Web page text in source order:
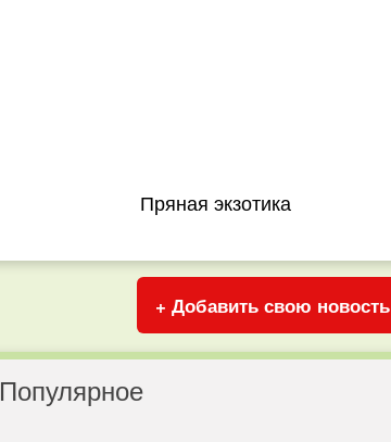
Пряная экзотика
+ Добавить свою новость
Популярное